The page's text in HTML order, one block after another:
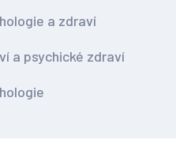
a zdraví
a psychické zdraví